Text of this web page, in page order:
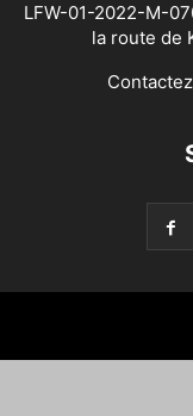
LFW-01-2022-M-
la route de